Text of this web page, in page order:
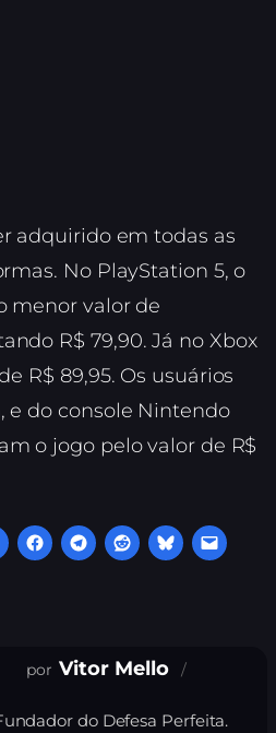
adquirido em todas as
No PlayStation 5, o
menor valor de
R$ 79,90. Já no Xbox
R$ 89,95. Os usuários
e do console Nintendo
o jogo pelo valor de R$
Vitor Mello
do Defesa Perfeita.